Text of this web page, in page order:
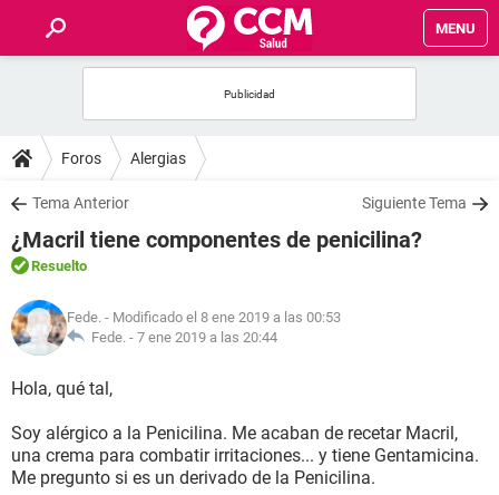
MENU
FOROS
SALUD
FAMILIA
NUTRICIÓN
SEXUALIDAD
GLOSARIO
Foros Alergias
Tema Anterior Siguiente Tema
¿Macril tiene componentes de penicilina?
Resuelto
Fede. - Modificado el 8 ene 2019 a las 00:53
Fede. - 7 ene 2019 a las 20:44
Hola, qué tal,
Soy alérgico a la Penicilina. Me acaban de recetar Macril,
una crema para combatir irritaciones... y tiene Gentamicina.
Me pregunto si es un derivado de la Penicilina.